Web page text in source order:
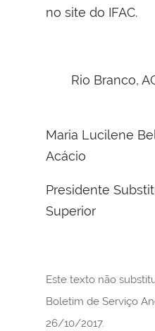
no site do IFAC.
Rio Branco,
Maria Lucilene
Acácio
Presidente
Superior
Este texto não
Boletim de Serviço
26/10/2017.